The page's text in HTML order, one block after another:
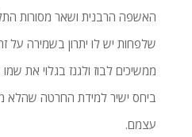
האשפה הרבנית ושאר מסורות
שלפחות יש לו יתרון בשמירה על
ממשיכים לבוז ולגנז בגלוי את
ביחס ישיר למידת החרטה שהלא
עצמם.